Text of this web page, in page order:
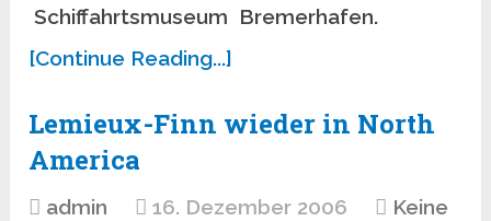
Schiffahrtsmuseum Bremerhafen.
[Continue Reading...]
Lemieux-Finn wieder in North
America
admin 16. Dezember 2006
Keine